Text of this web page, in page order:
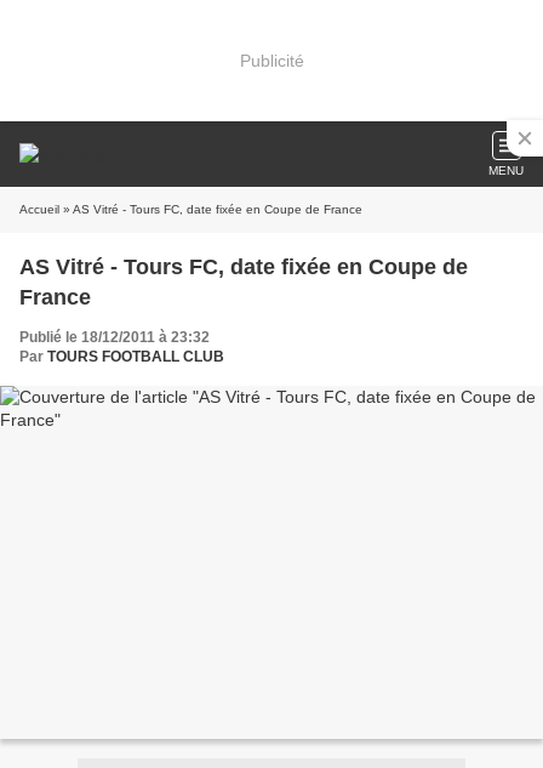
Publicité
MENU
Accueil » AS Vitré - Tours FC, date fixée en Coupe de France
AS Vitré - Tours FC, date fixée en Coupe de
France
Publié le 18/12/2011 à 23:32
Par TOURS FOOTBALL CLUB